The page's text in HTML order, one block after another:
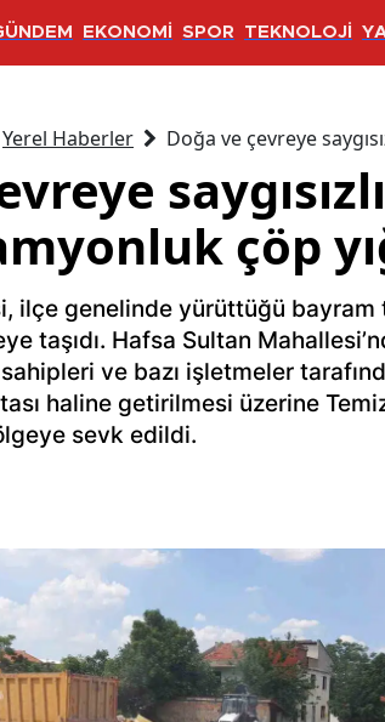
EKONOMİ SPOR TEKNOLOJİ
Yerel Haberler Doğa ve çevreye
çöp
ilçe genelinde yürüttüğü bayram
taşıdı. Hafsa Sultan
ve bazı işletmeler
haline getirilmesi üzerine
sevk edildi.